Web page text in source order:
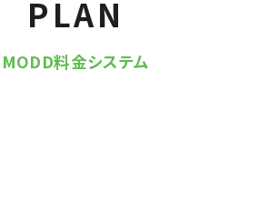
PLAN
MODD料金システム